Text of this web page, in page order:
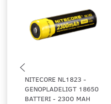
NITECORE NL1823 -
GENOPLADELIGT 18650
BATTERI - 2300 MAH